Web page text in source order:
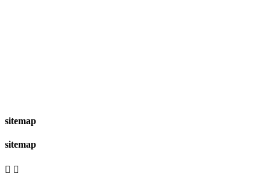
sitemap
sitemap
 